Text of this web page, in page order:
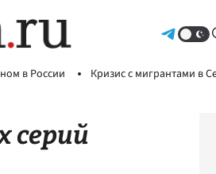
в России Кризис с мигрантами в
серий